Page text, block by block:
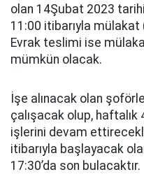
olan 14Şubat 2023
11:00 itibarıyla
Evrak teslimi ise
mümkün olacak.
İşe alınacak olan
çalışacak olup,
işlerini devam
itibarıyla başlayacak
17:30’da son bulacaktır.